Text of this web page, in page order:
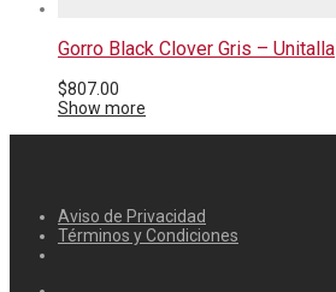
Gorro Black Clover Gris – Unitalla
$807.00
Show more
Aviso de Privacidad
Términos y Condiciones